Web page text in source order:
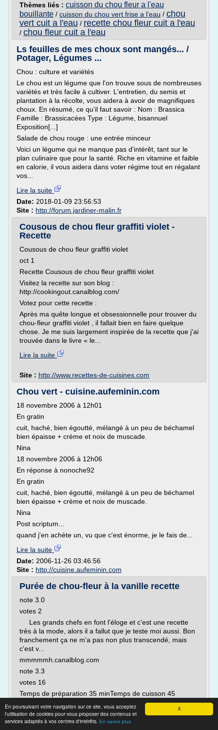
X
En poursuivant votre navigation sur ce site, vous acceptez
l'utilisation de cookies pour vous proposer des contenus et
services adaptés à vos centres d'intérêts. En savoir plus
Thèmes liés : cuisson du chou fleur a l'eau
bouillante / cuisson du chou vert frise a l'eau / chou
vert cuit a l'eau / recette chou fleur cuit a l'eau
/ chou fleur cuit a l'eau
Ls feuilles de mes choux sont mangés... /
Potager, Légumes ...
Chou : culture et variétés
Le chou est un légume que l'on trouve sous de nombreuses
variétés et très facile à cultiver. L'entretien, du semis et
plantation à la récolte, vous aidera à avoir de magnifiques
choux. En résumé, ce qu'il faut savoir : Nom : Brassica
Famille : Brassicacées Type : Légume, bisannuel
Exposition[...]
Salade de chou rouge : une entrée minceur
Voici un légume qui ne manque pas d'intérêt, tant sur le
plan culinaire que pour la santé. Riche en vitamine et faible
en calorie, il vous aidera dans voter régime tout en régalant
vos...
Lire la suite
Date: 2018-01-09 23:56:53
Site : http://forum.jardiner-malin.fr
Cousous de chou fleur graffiti violet -
Recette
Cousous de chou fleur graffiti violet
oct 1
Recette Cousous de chou fleur graffiti violet
Visitez la recette sur son blog :
http://cookingout.canalblog.com/
Votez pour cette recette :
Après ma quête longue et obsessionnelle pour trouver du
chou-fleur graffiti violet , il fallait bien en faire quelque
chose. Je me suis largement inspirée de la recette que j'ai
trouvée dans le livre « le...
Lire la suite
Site : http://www.recettes-de-cuisines.com
Chou vert - cuisine.aufeminin.com
18 novembre 2006 à 12h01
En gratin
cuit, haché, bien égoutté, mélangé à un peu de béchamel
bien épaisse + crème et noix de muscade.
Nina
18 novembre 2006 à 12h06
En réponse à nonoche92
En gratin
cuit, haché, bien égoutté, mélangé à un peu de béchamel
bien épaisse + crème et noix de muscade.
Nina
Post scriptum...
quand j'en achète un, vu que c'est énorme, je le fais de...
Lire la suite
Date: 2006-11-26 03:46:56
Site : http://cuisine.aufeminin.com
Purée de chou-fleur à la vanille recette
note 3.0
votes 2
Les grands chefs en font l'éloge et c'est une recette
très à la mode, alors il a fallut que je teste moi aussi. Bon
franchement ça ne m'a pas non plus transcendé, mais
c'est v...
mmmmmh.canalblog.com
note 3.3
votes 16
Temps de préparation 35 minTemps de cuisson 45
minIngrédients pour 6 personnes =>1 beau chou-
fleurPour la sauc ...
Lire la suite